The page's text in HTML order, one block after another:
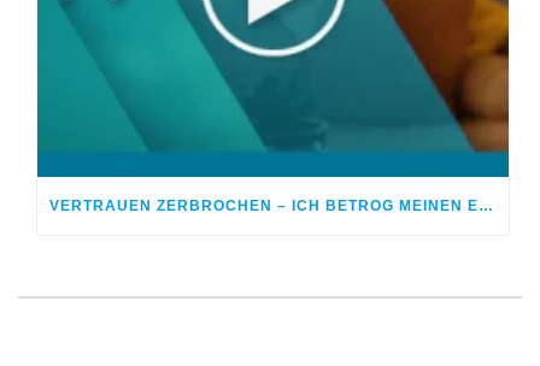
VERTRAUEN ZERBROCHEN – ICH BETROG MEINEN EHEPARTNER